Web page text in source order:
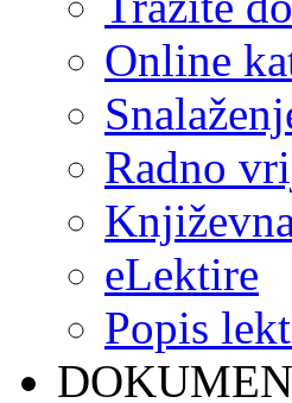
Online
Radno
eLektire
Popis